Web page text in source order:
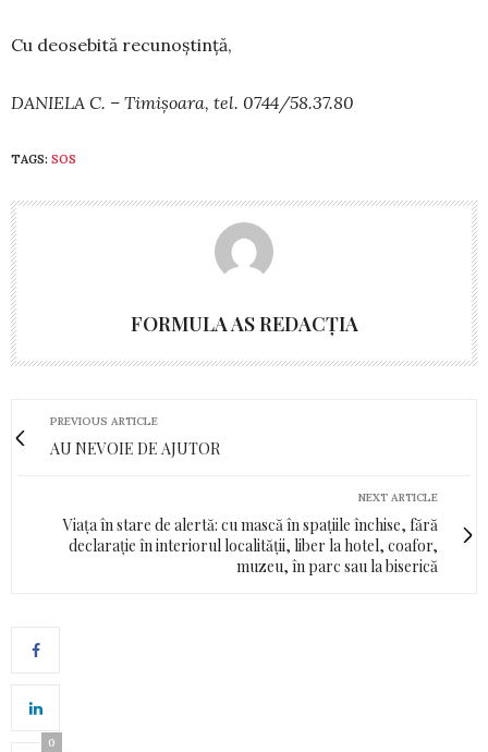
Cu deosebită recunoștință,
DANIELA C. – Timișoara, tel. 0744/58.37.80
TAGS: SOS
FORMULA AS REDACȚIA
PREVIOUS ARTICLE
AU NEVOIE DE AJUTOR
NEXT ARTICLE
Viața în stare de alertă: cu mască în spațiile închise, fără
declarație în interiorul localității, liber la hotel, coafor,
muzeu, în parc sau la biserică
0